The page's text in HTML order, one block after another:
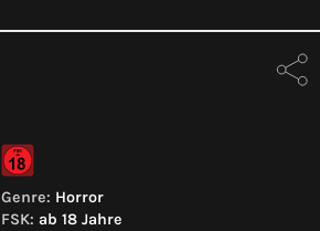
Genre: Horror
FSK: ab 18 Jahre